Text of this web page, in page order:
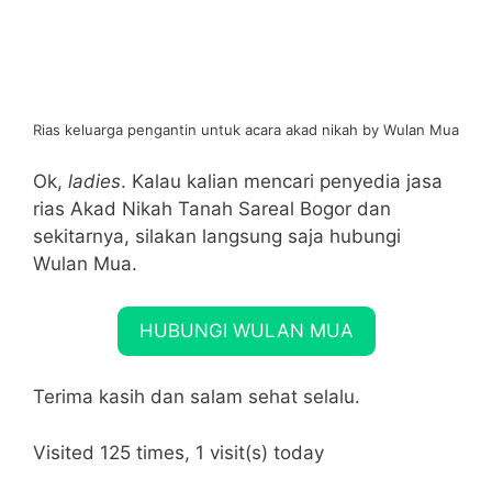
Rias keluarga pengantin untuk acara akad nikah by Wulan Mua
Ok, ladies. Kalau kalian mencari penyedia jasa
rias Akad Nikah Tanah Sareal Bogor dan
sekitarnya, silakan langsung saja hubungi
Wulan Mua.
HUBUNGI WULAN MUA
Terima kasih dan salam sehat selalu.
Visited 125 times, 1 visit(s) today